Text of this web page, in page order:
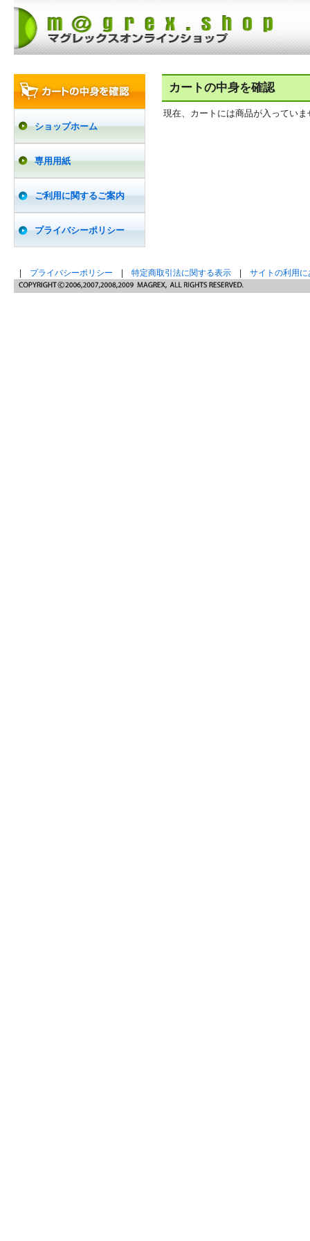
ショップホーム
専用用紙
ご利用に関するご案内
プライバシーポリシー
カートの中身を確認
現在、カートには商品が入っていま
プライバシーポリシー 特定商取引法に関する表示 サイトの利用に